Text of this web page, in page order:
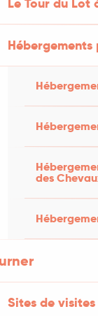
des
Sites de visites